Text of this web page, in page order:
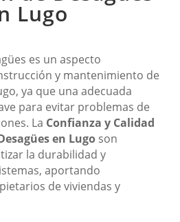
Lugo
es un aspecto
y mantenimiento de
ya que una adecuada
para evitar problemas de
La Confianza y Calidad
en Lugo son
la durabilidad y
aportando
de viviendas y